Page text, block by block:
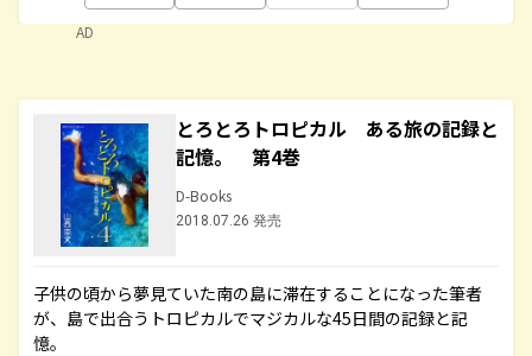
AD
とろとろトロピカル ある旅の記録と
記憶。 第4巻
D-Books
2018.07.26 発売
子供の頃から夢見ていた南の島に滞在することになった筆者
が、島で出合うトロピカルでマジカルな45日間の記録と記
憶。